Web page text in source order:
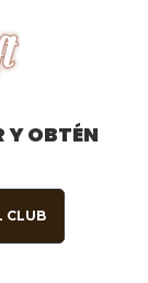
Y OBTÉN